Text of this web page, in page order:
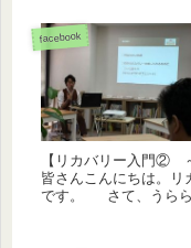
facebook
【リカバリー入門②
皆さんこんにちは。リ
です。 さて、うらら